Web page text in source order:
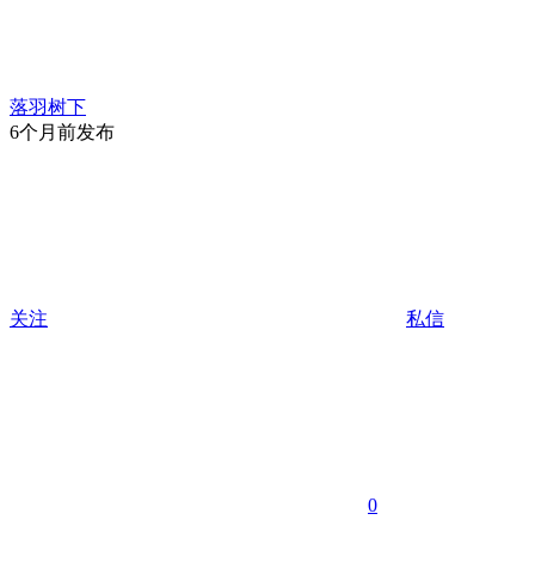
落羽树下
6个月前发布
关注 私信
0